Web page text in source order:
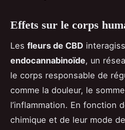
Effets sur le corps
Les fleurs de CBD
endocannabinoïde, un
le corps responsable de
comme la douleur, le
l’inflammation. En fonction
chimique et de leur mode